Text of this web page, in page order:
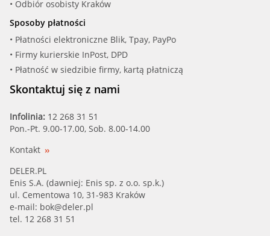
LANCIA
LAND ROVER
LINCOLN
MAZDA
MAZDA (CHANGAN)
FORD (WSS-M2C913-C)
FORD (WSS-M2C913-D)
IVECO (17-1811)
IVECO (17-1811 S1)
LIQUI MOLY (3852)
RENAU (RN0700)
• Odbiór osobisty Kraków
Sposoby płatności
• Płatności elektroniczne Blik, Tpay, PayPo
• Firmy kurierskie InPost, DPD
• Płatność w siedzibie firmy, kartą płatniczą
Skontaktuj się z nami
Infolinia: 12 268 31 51
Pon.-Pt. 9.00-17.00, Sob. 8.00-14.00
Kontakt
DELER.PL
Enis S.A. (dawniej: Enis sp. z o.o. sp.k.)
ul. Cementowa 10, 31-983 Kraków
e-mail: bok@deler.pl
tel. 12 268 31 51